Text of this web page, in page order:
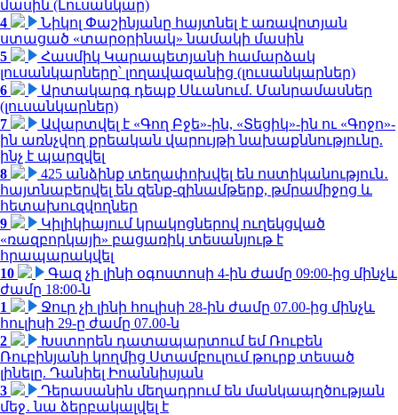
մասին (Լուսանկար)
4
Նիկոլ Փաշինյանը հայտնել է առավոտյան
ստացած «տարօրինակ» նամակի մասին
5
Հասմիկ Կարապետյանի համարձակ
լուսանկարները՝ լողավազանից (լուսանկարներ)
6
Արտակարգ դեպք Սևանում. Մանրամասներ
(լուսանկարներ)
7
Ավարտվել է «Գող Բջե»-ին, «Տեցիկ»-ին ու «Գոջո»-
ին առնչվող քրեական վարույթի նախաքննությունը.
ինչ է պարզվել
8
425 անձինք տեղափոխվել են ոստիկանություն․
հայտնաբերվել են զենք-զինամթերք, թմրամիջոց և
հետախուզվողներ
9
Կիլիկիայում կրակոցներով ուղեկցված
«ռազբորկայի» բացառիկ տեսանյութ է
հրապարակվել
10
Գազ չի լինի օգոստոսի 4-ին ժամը 09:00-ից մինչև
ժամը 18:00-ն
1
Ջուր չի լինի հուլիսի 28-ին ժամը 07.00-ից մինչև
հուլիսի 29-ը ժամը 07.00-ն
2
Խստորեն դատապարտում եմ Ռուբեն
Ռուբինյանի կողմից Ստամբուլում թուրք տեսած
լինելը. Դանիել Իոաննիսյան
3
Դերասանին մեղադրում են մանկապղծության
մեջ․ նա ձերբակալվել է